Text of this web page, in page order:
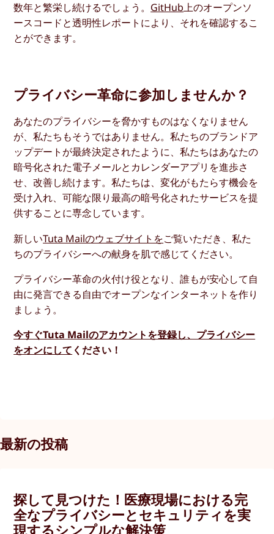
数年と繁栄し続けるでしょう。 GitHub上のオープンソ
ースコードと透明性レポートにより、それを確認するこ
とができます。
プライバシー革命に参加しませんか？
あなたのプライバシーを脅かすものはなくなりません
が、私たちもそうではありません。私たちのブランドア
ップデートが最終決定されたように、私たちはあなたの
暗号化された電子メールとカレンダーアプリを進歩さ
せ、改善し続けます。私たちは、変化がもたらす機会を
受け入れ、可能な限り最高の暗号化されたサービスを提
供することに専念しています。
新しいTuta Mailのウェブサイトをご覧いただき、私た
ちのプライバシーへの献身を肌で感じてください。
プライバシー革命の火付け役となり、誰もが安心して自
由に発言できる自由でオープンなインターネットを作り
ましょう。
今すぐTuta Mailのアカウントを登録し、プライバシー
をオンにして ください！
最新の投稿
探して見つけた！医療現場における完
全なプライバシーとセキュリティを実
現するシンプルな解決策